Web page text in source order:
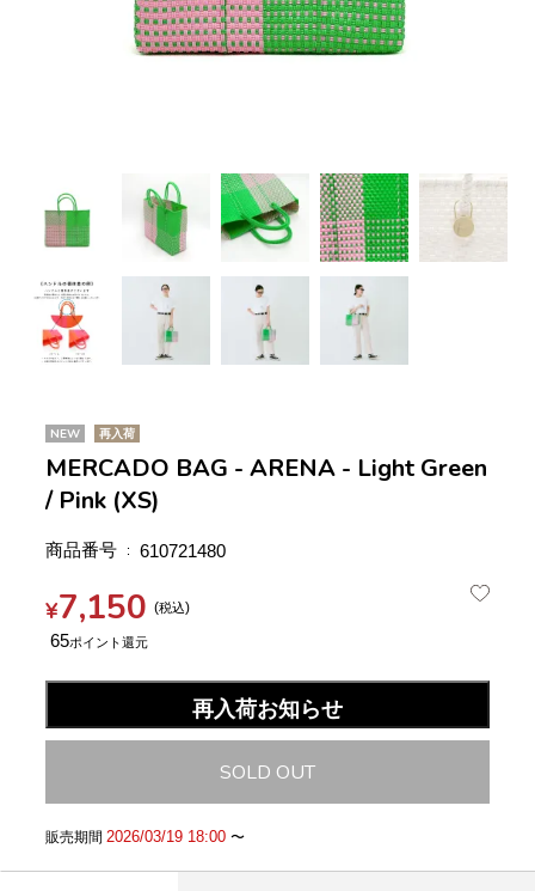
NEW 再入荷
MERCADO BAG - ARENA - Light Green
/ Pink (XS)
商品番号 610721480
¥7,150 税込
65
再入荷お知らせ
SOLD OUT
販売期間 2026/03/19 18:00〜